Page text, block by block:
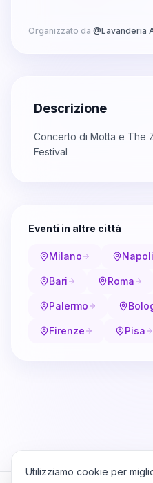
Organizzato da @Lavanderia
Descrizione
Concerto di Motta e The
Festival
Eventi in altre città
Milano Napoli
Bari Roma
Palermo
Firenze Pisa
Utilizziamo cookie per